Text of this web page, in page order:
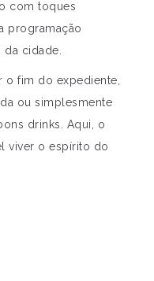
com toques
programação
da cidade.
o fim do expediente,
ou simplesmente
drinks. Aqui, o
viver o espírito do